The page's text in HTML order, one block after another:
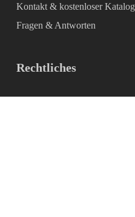
Kontakt & kostenloser Katalog
Fragen & Antworten
Rechtliches